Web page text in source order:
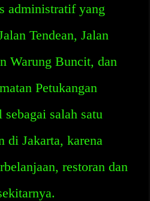
administratif yang
Tendean, Jalan
Warung Buncit, dan
Petukangan
salah satu
di Jakarta, karena
restoran dan